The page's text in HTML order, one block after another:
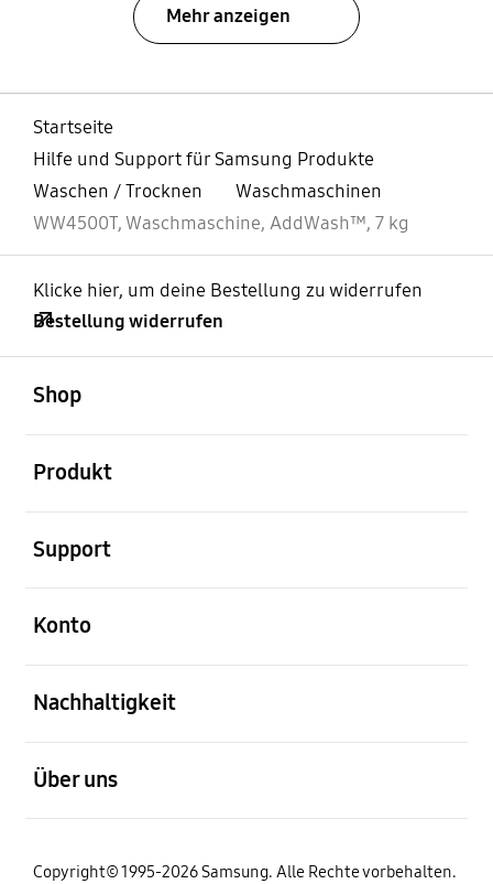
Mehr anzeigen
Startseite
Hilfe und Support für Samsung Produkte
Waschen / Trocknen
Waschmaschinen
WW4500T, Waschmaschine, AddWash™, 7 kg
Klicke hier, um deine Bestellung zu widerrufen
Bestellung widerrufen
Shop
Produkt
Support
Konto
Nachhaltigkeit
Über uns
Copyright© 1995-2026 Samsung. Alle Rechte vorbehalten.